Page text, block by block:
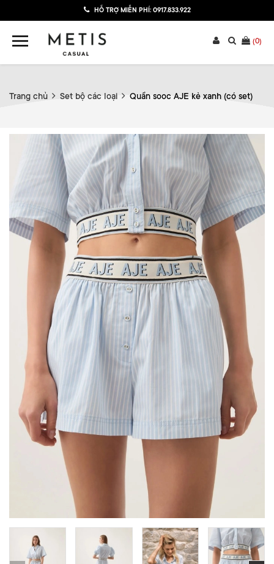
HỖ TRỢ MIỄN PHÍ: 0917.833.922
(0)
Trang chủ Set bộ các loại Quần sooc AJE kẻ xanh (có set)